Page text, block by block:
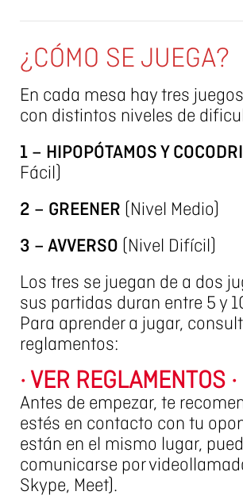
¿CÓMO SE JUEGA?
En cada mesa hay tres
con distintos niveles de
1 – HIPOPÓTAMOS Y
Fácil)
2 – GREENER (Nivel Medio)
3 – AVVERSO (Nivel Difícil)
Los tres se juegan de a dos
sus partidas duran entre 5 y
Para aprender a jugar,
reglamentos:
· VER REGLAMENTOS ·
Antes de empezar, te
estés en contacto con tu
están en el mismo lugar,
comunicarse por
Skype, Meet).